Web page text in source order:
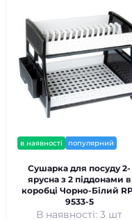
в наявності популярний
Сушарка для посуду 2-
ярусна з 2 піддонами в
коробці Чорно-Білий
9533-5
В наявності: 3 шт